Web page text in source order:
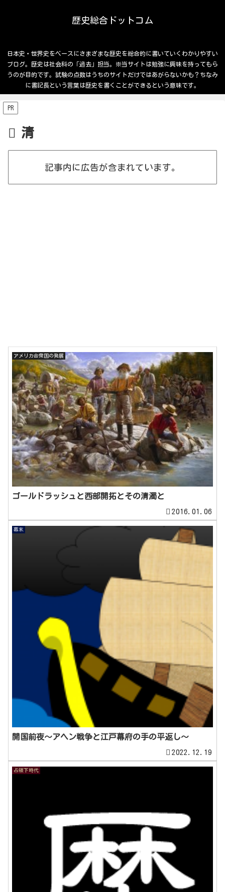
歴史総合ドットコム
日本史・世界史をベースにさまざまな歴史を総合的に書いていくわかりやすい
ブログ。歴史は社会科の「過去」担当。※当サイトは勉強に興味を持ってもら
うのが目的です。試験の点数はうちのサイトだけではあがらないかも？ちなみ
に書記長という言葉は歴史を書くことができるという意味です。
PR
清
記事内に広告が含まれています。
アメリカ合衆国の発展
ゴールドラッシュと西部開拓とその清濁と
2016.01.06
幕末
開国前夜～アヘン戦争と江戸幕府の手の平返し～
2022.12.19
占領下時代